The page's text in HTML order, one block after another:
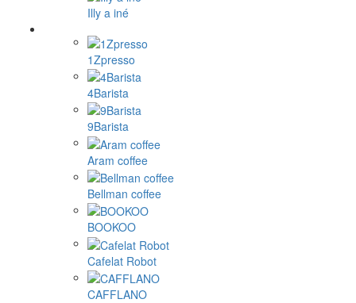
Illy a iné
1Zpresso
4Barista
9Barista
Aram coffee
Bellman coffee
BOOKOO
Cafelat Robot
CAFFLANO